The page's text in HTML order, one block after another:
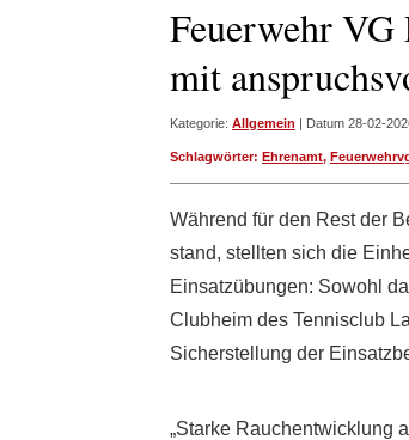
Feuerwehr VG
mit
Kategorie: Allgemein | Datum 28-02-
Schlagwörter: Ehrenamt,
Während für den Rest der
stand, stellten sich die
Einsatzübungen: Sowohl
Clubheim des Tennisclub
Sicherstellung der
„Starke Rauchentwicklung